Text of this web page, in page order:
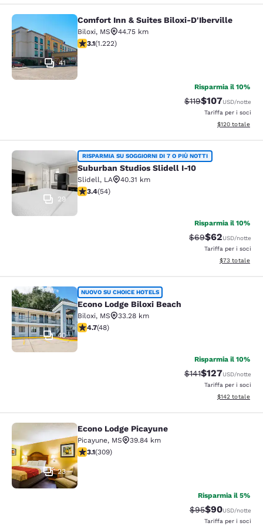
Comfort Inn & Suites Biloxi-
41
Comfort Inn & Suites Biloxi-D'Iberville
Biloxi, MS
44.75 km
Valutazione di 3.12 stelle. Buono. 1222 recensioni
3.1(1.222)
Risparmia il 10%
Tariffa di
$119Tariffa
$107USD/notte
Tariffa per i soci
Visualizza i
$120 totale
Suburban Studios Slidell I-10
29
RISPARMIA SU SOGGIORNI DI 7 O PIÙ NOTTI
Suburban Studios Slidell I-10
Slidell, LA
40.31 km
Valutazione di 3.37 stelle. Buono. 54 recensioni
3.4(54)
Risparmia il 10%
Tariffa di
$69Tariffa
$62USD/notte
Tariffa per i soci
Visualizza i
$73 totale
Econo Lodge Biloxi Beach
40
NUOVO SU CHOICE HOTELS
Econo Lodge Biloxi Beach
Biloxi, MS
33.28 km
Valutazione di 4.73 stelle. Eccezionale. 48 recensioni
4.7(48)
Risparmia il 10%
Tariffa di
$141Tariffa
$127USD/notte
Tariffa per i soci
Visualizza i
$142 totale
Econo Lodge Picayune
23
Econo Lodge Picayune
Picayune, MS
39.84 km
Valutazione di 3.13 stelle. Buono. 309 recensioni
3.1(309)
Risparmia il 5%
Tariffa di
$95Tariffa
$90USD/notte
Tariffa per i soci